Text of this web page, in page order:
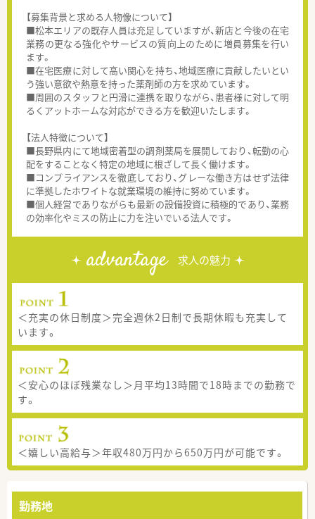
【募集背景と求める人物像について】
■松本エリアの既存人員は充足していますが、新店と今後の在宅
業務の更なる強化やサービスの質向上のために増員募集を行い
ます。
■在宅医療に対して高い関心を持ち、地域医療に貢献したいとい
う強い意欲や熱意を持った薬剤師の方を求めています。
■周囲のスタッフと円滑に連携を取りながら、患者様に対して明
るくアットホームな対応ができる方を歓迎いたします。
【法人特徴について】
■長野県内にて地域密着型の調剤薬局を展開しており、転勤の心
配をすることなく特定の地域に根ざして長く働けます。
■コンプライアンスを徹底しており、グレーな働き方はせず法律
に準拠したホワイトな就業環境の維持に努めています。
■個人経営でありながらも最新の設備投資に積極的であり、業務
の効率化やミスの防止に力を注いでいる法人です。
advantage 求人の魅力
＜充実の休日制度＞完全週休2日制で長期休暇も充実して
います。
＜安心のほぼ残業なし＞月平均13時間で18時までの勤務で
す。
＜嬉しい高給与＞年収480万円から650万円が可能です。
勤務地